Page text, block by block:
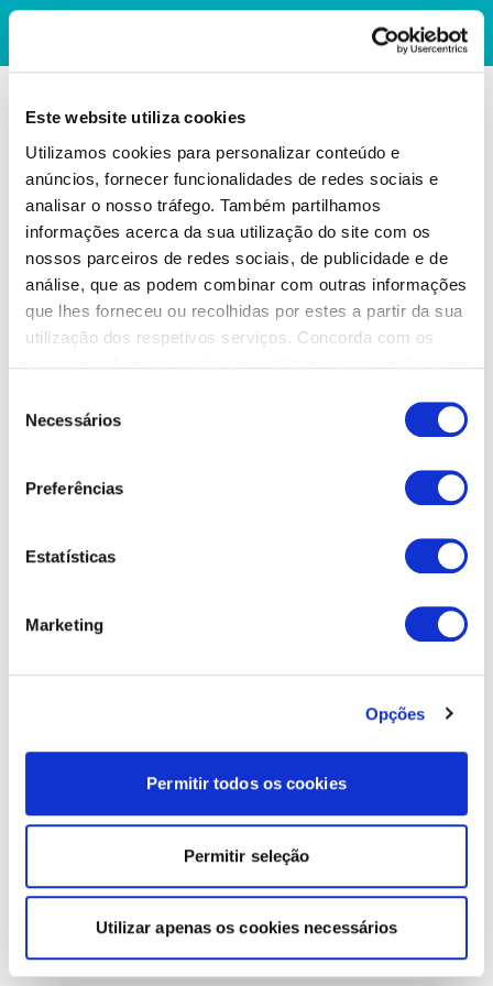
Este website utiliza cookies
Utilizamos cookies para personalizar conteúdo e
anúncios, fornecer funcionalidades de redes sociais e
analisar o nosso tráfego. Também partilhamos
informações acerca da sua utilização do site com os
nossos parceiros de redes sociais, de publicidade e de
análise, que as podem combinar com outras informações
que lhes forneceu ou recolhidas por estes a partir da sua
utilização dos respetivos serviços. Concorda com os
Necessários
Preferências
Estatísticas
Marketing
Opções
Permitir todos os cookies
Permitir seleção
Utilizar apenas os cookies necessários